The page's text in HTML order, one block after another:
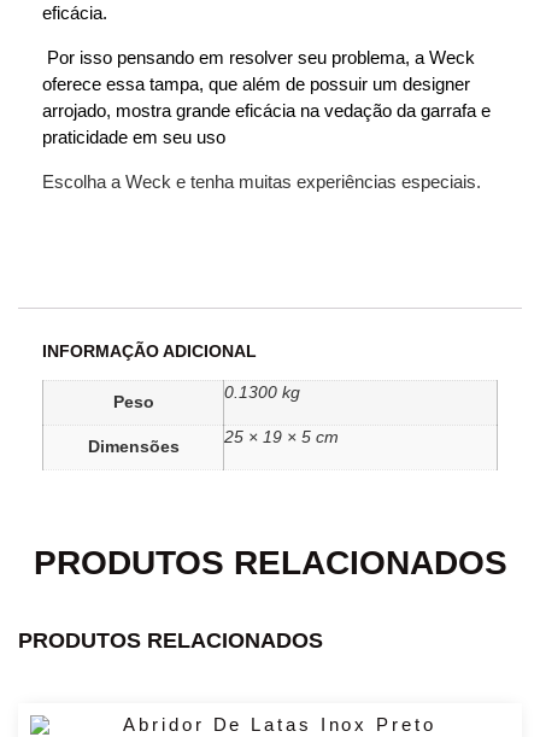
eficácia.
Por isso pensando em resolver seu problema, a Weck
oferece essa tampa, que além de possuir um designer
arrojado, mostra grande eficácia na vedação da garrafa e
praticidade em seu uso
Escolha a Weck e tenha muitas experiências especiais.
INFORMAÇÃO ADICIONAL
Peso
0.1300 kg
Dimensões
25 × 19 × 5 cm
PRODUTOS RELACIONADOS
PRODUTOS RELACIONADOS